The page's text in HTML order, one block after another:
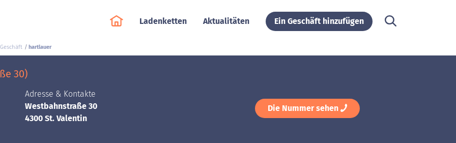
Ladenketten Aktualitäten Ein Geschäft hinzufügen
hartlauer
30)
Adresse & Kontakte
Westbahnstraße 30
4300 St. Valentin
Die Nummer sehen